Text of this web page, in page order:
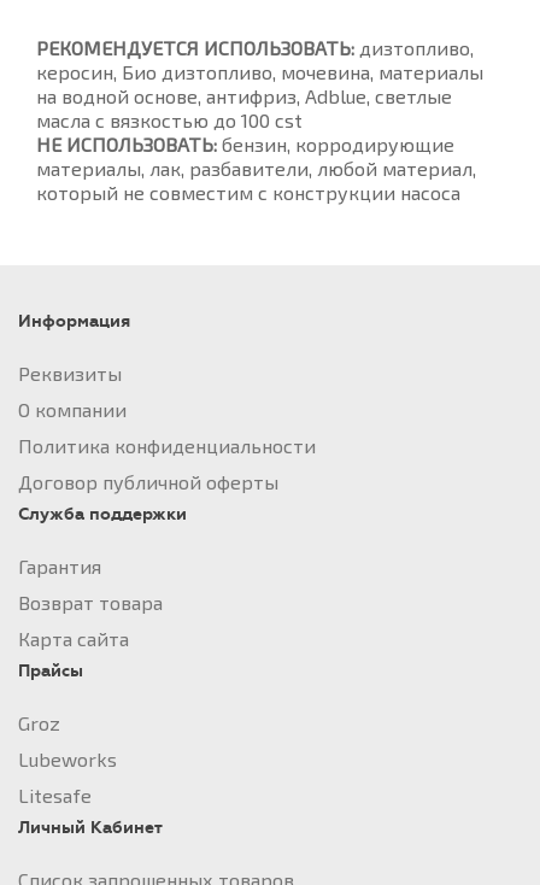
РЕКОМЕНДУЕТСЯ ИСПОЛЬЗОВАТЬ: дизтопливо,
керосин, Био дизтопливо, мочевина, материалы
на водной основе, антифриз, Adblue, светлые
масла с вязкостью до 100 cst
НЕ ИСПОЛЬЗОВАТЬ: бензин, корродирующие
материалы, лак, разбавители, любой материал,
который не совместим с конструкции насоса
Информация
Реквизиты
О компании
Политика конфиденциальности
Договор публичной оферты
Служба поддержки
Гарантия
Возврат товара
Карта сайта
Прайсы
Groz
Lubeworks
Litesafe
Личный Кабинет
Список запрошенных товаров